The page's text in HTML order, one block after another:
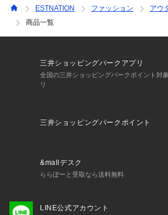
ESTNATION ファッション アウ
商品一覧
三井ショッピングパークアプリ
全国の三井ショッピングパークポイント対
リ
三井ショッピングパークポイント
&mallデスク
ららぽーと受取なら送料無料
LINE公式アカウント